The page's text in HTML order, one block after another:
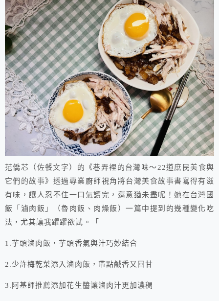
范僑芯（佐餐文字）的《巷弄裡的台灣味～22道庶民美食與
它們的故事》透過專業廚師視角將台灣美食故事書寫得有滋
有味，讓人忍不住一口氣讀完，還意猶未盡呢！她在台灣國
飯「滷肉飯」（魯肉飯、肉燥飯）一篇中提到的幾種變化吃
法，尤其讓我躍躍欲試。「
1.芋頭滷肉飯，芋頭香氣與汁巧妙結合
2.少許梅乾菜添入滷肉飯，帶點鹹香又回甘
3.阿基師推薦添加花生醬讓滷肉汁更加濃稠